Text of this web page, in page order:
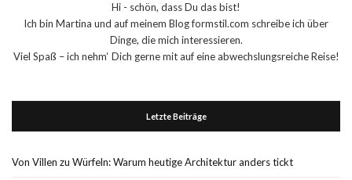
Hi - schön, dass Du das bist!
Ich bin Martina und auf meinem Blog formstil.com schreibe ich über
Dinge, die mich interessieren.
Viel Spaß – ich nehm‘ Dich gerne mit auf eine abwechslungsreiche Reise!
Letzte Beiträge
Von Villen zu Würfeln: Warum heutige Architektur anders tickt